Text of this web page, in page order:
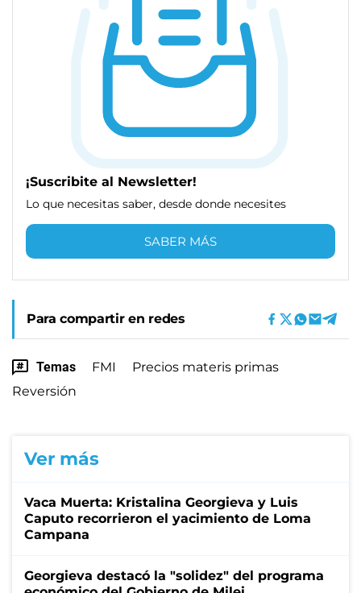
¡Suscribite al Newsletter!
Lo que necesitas saber, desde donde necesites
SABER MÁS
Para compartir en redes
Temas FMI
Precios materis primas
Reversión
Ver más
Vaca Muerta: Kristalina Georgieva y Luis
Caputo recorrieron el yacimiento de Loma
Campana
Georgieva destacó la "solidez" del programa